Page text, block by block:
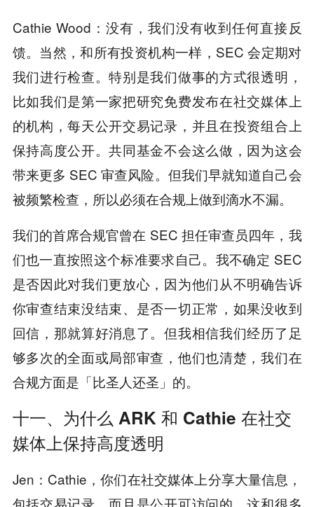
Cathie Wood：没有，我们没有收到任何直接反
馈。当然，和所有投资机构一样，SEC 会定期对
我们进行检查。特别是我们做事的方式很透明，
比如我们是第一家把研究免费发布在社交媒体上
的机构，每天公开交易记录，并且在投资组合上
保持高度公开。共同基金不会这么做，因为这会
带来更多 SEC 审查风险。但我们早就知道自己会
被频繁检查，所以必须在合规上做到滴水不漏。
我们的首席合规官曾在 SEC 担任审查员四年，我
们也一直按照这个标准要求自己。我不确定 SEC
是否因此对我们更放心，因为他们从不明确告诉
你审查结束没结束、是否一切正常，如果没收到
回信，那就算好消息了。但我相信我们经历了足
够多次的全面或局部审查，他们也清楚，我们在
合规方面是「比圣人还圣」的。
十一、为什么 ARK 和 Cathie 在社交
媒体上保持高度透明
Jen：Cathie，你们在社交媒体上分享大量信息，
包括交易记录，而且是公开可访问的，这和很多